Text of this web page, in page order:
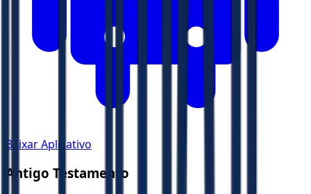
Baixar Aplicativo
Antigo Testamento